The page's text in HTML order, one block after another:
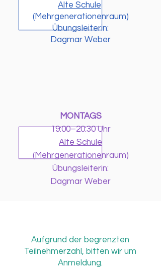
Alte Schule
(Mehrgenerationenraum)
Übungsleiterin:
Dagmar Weber
Aufgrund der begrenzten
Teilnehmerzahl, bitten wir um
Anmeldung.
MONTAGS
19:00–20:30 Uhr
Alte Schule
(Mehrgenerationenraum)
Übungsleiterin:
Dagmar Weber